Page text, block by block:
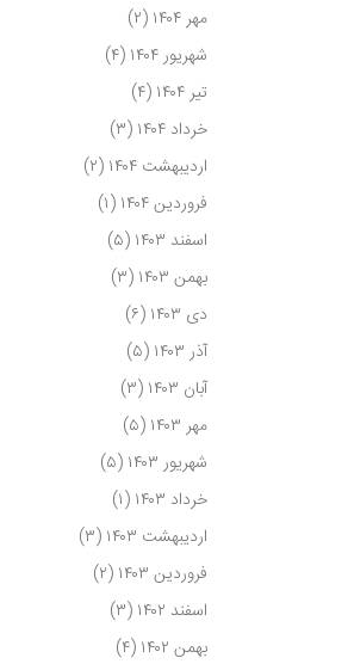
مهر ۱۴۰۴
(۲)
شهریور ۱۴۰۴
(۴)
تیر ۱۴۰۴
(۴)
خرداد ۱۴۰۴
(۳)
اردیبهشت ۱۴۰۴
(۲)
فروردین ۱۴۰۴
(۱)
اسفند ۱۴۰۳
(۵)
بهمن ۱۴۰۳
(۳)
دی ۱۴۰۳
(۶)
آذر ۱۴۰۳
(۵)
آبان ۱۴۰۳
(۳)
مهر ۱۴۰۳
(۵)
شهریور ۱۴۰۳
(۵)
خرداد ۱۴۰۳
(۱)
اردیبهشت ۱۴۰۳
(۳)
فروردین ۱۴۰۳
(۲)
اسفند ۱۴۰۲
(۳)
بهمن ۱۴۰۲
(۴)